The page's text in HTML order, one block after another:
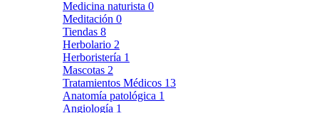
Medicina naturista 0
Meditación 0
Tiendas 8
Herbolario 2
Herboristería 1
Mascotas 2
Tratamientos Médicos 13
Anatomía patológica 1
Angiología 1